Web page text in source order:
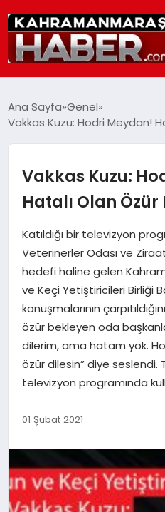
EĞITIM
EKONOMI
SAĞLIK
GENEL
SPOR
İLÇE HABERLERI
DÜNYA
İLETIŞIM
YAZARLAR
KÜNYE
Ana Sayfa Genel
Vakkas Kuzu: Hodri Meydan!
Vakkas Kuzu:
Hatalı Olan Özür
Katıldığı bir televizyon
Veterinerler Odası ve
hedefi haline gelen
ve Keçi Yetiştiricileri Birliği
konuşmalarının
özür bekleyen oda
dilerim, ama hatam yok.
özür dilesin” diye seslendi.
televizyon programında
01 Şubat 2021